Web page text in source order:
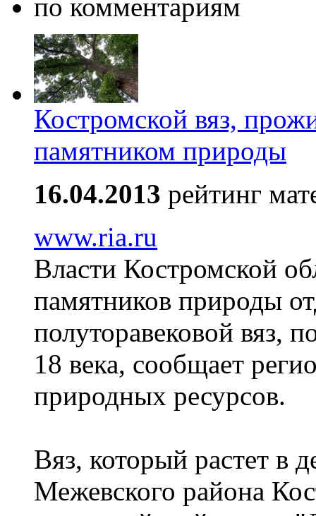
по комментариям
Костромской вяз,
памятником природы
16.04.2013 рейтинг
www.ria.ru
Власти Костромской
памятников природы
полуторавековой вяз,
18 века, сообщает
природных ресурсов.
Вяз, который растет в
Межевского района